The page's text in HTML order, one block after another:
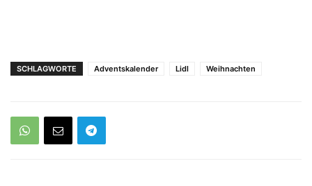
SCHLAGWORTE Adventskalender Lidl Weihnachten